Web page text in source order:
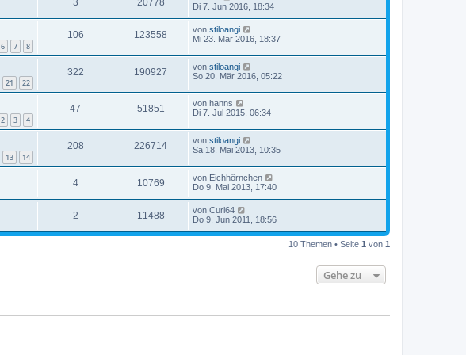
3 20778
Di 7. Jun 2016, 18:34
6 7 8
106 123558 von stiloangi
Mi 23. Mär 2016, 18:37
21 22
322 190927 von stiloangi
So 20. Mär 2016, 05:22
2 3 4
47 51851 von hanns
Di 7. Jul 2015, 06:34
13 14
208 226714 von stiloangi
Sa 18. Mai 2013, 10:35
4 10769 von Eichhörnchen
Do 9. Mai 2013, 17:40
2 11488 von Curl64
Do 9. Jun 2011, 18:56
10 Themen • Seite 1 von 1
Gehe zu